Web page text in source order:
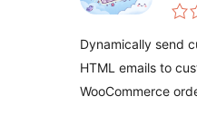
Dynamically send
HTML emails to
WooCommerce